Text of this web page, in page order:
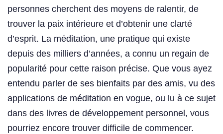
personnes cherchent des moyens de ralentir, de
trouver la paix intérieure et d’obtenir une clarté
d’esprit. La méditation, une pratique qui existe
depuis des milliers d’années, a connu un regain de
popularité pour cette raison précise. Que vous ayez
entendu parler de ses bienfaits par des amis, vu des
applications de méditation en vogue, ou lu à ce sujet
dans des livres de développement personnel, vous
pourriez encore trouver difficile de commencer.